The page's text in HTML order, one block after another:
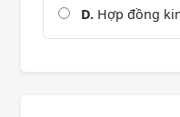
D. Hợp đồng